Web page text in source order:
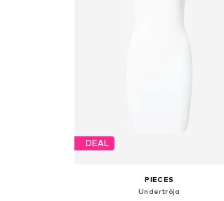
DEAL
PIECES
Undertröja